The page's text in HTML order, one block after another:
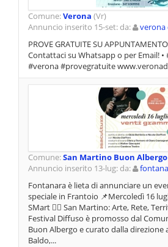
Comune:Verona (Vr)
Annuncio inserito 15-set: da:
verona
PROVE GRATUITE SU
Contattaci su Whatsapp o per Email!
#verona #provegratuite
Comune:San Martino Buon Albergo
Annuncio inserito 13-lug: da:
Fontanara è lieta di annunciare un
speciale in Frantoio 📌Mercoledì 16
SMart 👉🏼 San Martino: Arte, Rete,
Festival Diffuso è promosso dal
Buon Albergo e curato dalla direzione
Baldo,...